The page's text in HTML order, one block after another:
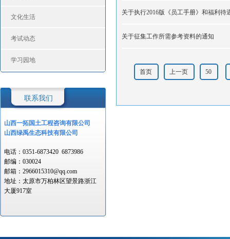
文化生活
考试动态
学习园地
联系我们
山西一拓国土工程咨询有限公司
山西绿禹生态科技有限公司
电话：0351-6873420 6873986
邮编：030024
邮箱：2966015310@qq.com
地址：太原市万柏林区望景路浙江
大厦917室
关于执行2016版《员工手册》和福利待
关于征集工作所需参考资料的通知
首页 上一页 50